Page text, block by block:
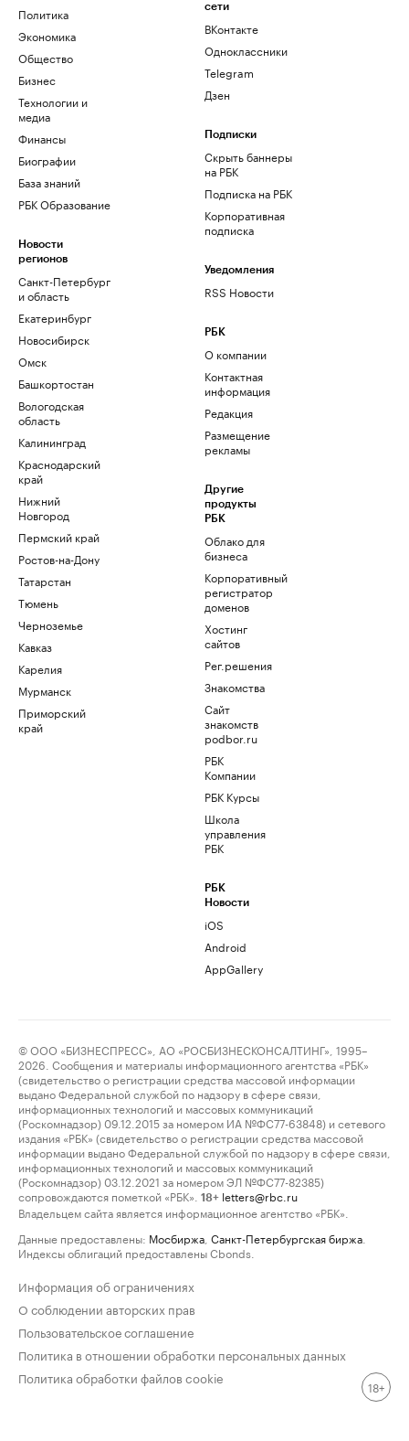
Политика
Экономика
Общество
Бизнес
Технологии и
медиа
Финансы
Биографии
База знаний
РБК Образование
Новости
регионов
Санкт-Петербург
и область
Екатеринбург
Новосибирск
Омск
Башкортостан
Вологодская
область
Калининград
Краснодарский
край
Нижний
Новгород
Пермский край
Ростов-на-Дону
Татарстан
Тюмень
Черноземье
Кавказ
Карелия
Мурманск
Приморский
край
сети
ВКонтакте
Одноклассники
Telegram
Дзен
Подписки
Скрыть баннеры
на РБК
Подписка на РБК
Корпоративная
подписка
Уведомления
RSS Новости
РБК
О компании
Контактная
информация
Редакция
Размещение
рекламы
Другие
продукты
РБК
Облако для
бизнеса
Корпоративный
регистратор
доменов
Хостинг
сайтов
Рег.решения
Знакомства
Сайт
знакомств
podbor.ru
РБК
Компании
РБК Курсы
Школа
управления
РБК
РБК
Новости
iOS
Android
AppGallery
© ООО «БИЗНЕСПРЕСС», АО «РОСБИЗНЕСКОНСАЛТИНГ», 1995–
2026. Сообщения и материалы информационного агентства «РБК»
(свидетельство о регистрации средства массовой информации
выдано Федеральной службой по надзору в сфере связи,
информационных технологий и массовых коммуникаций
(Роскомнадзор) 09.12.2015 за номером ИА №ФС77-63848) и сетевого
издания «РБК» (свидетельство о регистрации средства массовой
информации выдано Федеральной службой по надзору в сфере связи,
информационных технологий и массовых коммуникаций
(Роскомнадзор) 03.12.2021 за номером ЭЛ №ФС77-82385)
сопровождаются пометкой «РБК».
18+ letters@rbc.ru
Владельцем сайта является информационное агентство «РБК».
Данные предоставлены: Мосбиржа Санкт-Петербургская биржа
Индексы облигаций предоставлены Cbonds.
Информация об ограничениях
О соблюдении авторских прав
Пользовательское соглашение
Политика в отношении обработки персональных данных
Политика обработки файлов cookie
18+